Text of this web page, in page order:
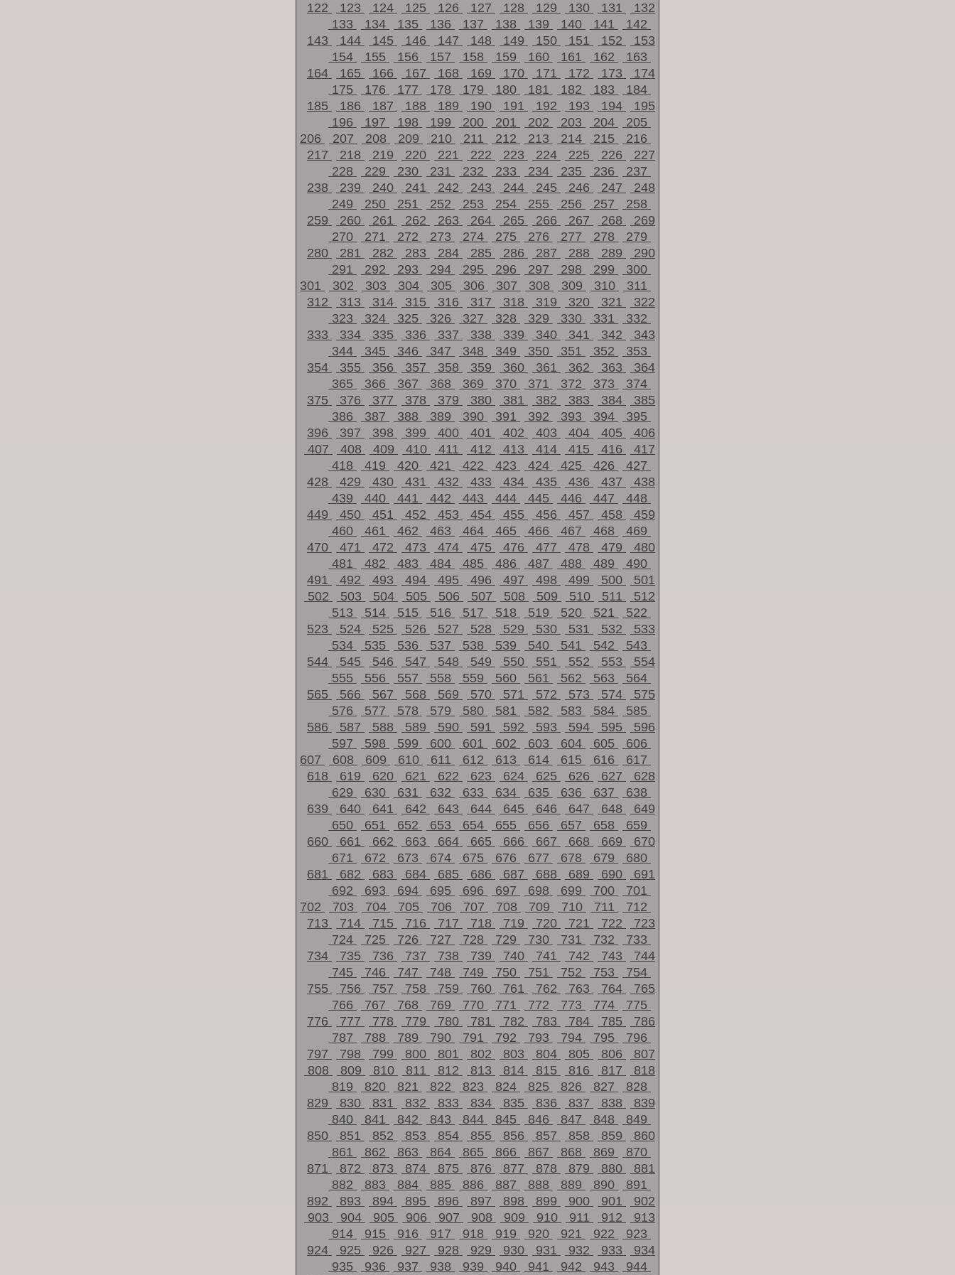
122
123 124 125 126 127 128 129 130 131
132
133
134 135 136 137 138 139 140 141
142
143
144 145 146 147 148 149 150 151 152
153
154
155 156 157 158 159 160 161 162
163
164
165 166 167 168 169 170 171 172 173
174
175
176 177 178 179 180 181 182 183
184
185
186 187 188 189 190 191 192 193 194
195
196
197 198 199 200 201 202 203 204
205
206
207 208 209 210 211 212 213 214 215
216
217
218 219 220 221 222 223 224 225 226
227
228
229 230 231 232 233 234 235 236
237
238
239 240 241 242 243 244 245 246 247
248
249
250 251 252 253 254 255 256 257
258
259
260 261 262 263 264 265 266 267 268
269
270
271 272 273 274 275 276 277 278
279
280
281 282 283 284 285 286 287 288 289
290
291
292 293 294 295 296 297 298 299
300
301
302 303 304 305 306 307 308 309 310
311
312
313 314 315 316 317 318 319 320 321
322
323
324 325 326 327 328 329 330 331
332
333
334 335 336 337 338 339 340 341 342
343
344
345 346 347 348 349 350 351 352
353
354
355 356 357 358 359 360 361 362 363
364
365
366 367 368 369 370 371 372 373
374
375
376 377 378 379 380 381 382 383 384
385
386
387 388 389 390 391 392 393 394
395
396
397 398 399 400 401 402 403 404 405
406
407
408 409 410 411 412 413 414 415 416
417
418
419 420 421 422 423 424 425 426
427
428
429 430 431 432 433 434 435 436 437
438
439
440 441 442 443 444 445 446 447
448
449
450 451 452 453 454 455 456 457 458
459
460
461 462 463 464 465 466 467 468
469
470
471 472 473 474 475 476 477 478 479
480
481
482 483 484 485 486 487 488 489
490
491
492 493 494 495 496 497 498 499 500
501
502
503 504 505 506 507 508 509 510 511
512
513
514 515 516 517 518 519 520 521
522
523
524 525 526 527 528 529 530 531 532
533
534
535 536 537 538 539 540 541 542
543
544
545 546 547 548 549 550 551 552 553
554
555
556 557 558 559 560 561 562 563
564
565
566 567 568 569 570 571 572 573 574
575
576
577 578 579 580 581 582 583 584
585
586
587 588 589 590 591 592 593 594 595
596
597
598 599 600 601 602 603 604 605
606
607
608 609 610 611 612 613 614 615 616
617
618
619 620 621 622 623 624 625 626 627
628
629
630 631 632 633 634 635 636 637
638
639
640 641 642 643 644 645 646 647 648
649
650
651 652 653 654 655 656 657 658
659
660
661 662 663 664 665 666 667 668 669
670
671
672 673 674 675 676 677 678 679
680
681
682 683 684 685 686 687 688 689 690
691
692
693 694 695 696 697 698 699 700
701
702
703 704 705 706 707 708 709 710 711
712
713
714 715 716 717 718 719 720 721 722
723
724
725 726 727 728 729 730 731 732
733
734
735 736 737 738 739 740 741 742 743
744
745
746 747 748 749 750 751 752 753
754
755
756 757 758 759 760 761 762 763 764
765
766
767 768 769 770 771 772 773 774
775
776
777 778 779 780 781 782 783 784 785
786
787
788 789 790 791 792 793 794 795
796
797
798 799 800 801 802 803 804 805 806
807
808
809 810 811 812 813 814 815 816 817
818
819
820 821 822 823 824 825 826 827
828
829
830 831 832 833 834 835 836 837 838
839
840
841 842 843 844 845 846 847 848
849
850
851 852 853 854 855 856 857 858 859
860
861
862 863 864 865 866 867 868 869
870
871
872 873 874 875 876 877 878 879 880
881
882
883 884 885 886 887 888 889 890
891
892
893 894 895 896 897 898 899 900 901
902
903
904 905 906 907 908 909 910 911 912
913
914
915 916 917 918 919 920 921 922
923
924
925 926 927 928 929 930 931 932 933
934
935
936 937 938 939 940 941 942 943
944